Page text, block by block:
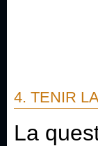
4. TENIR
La